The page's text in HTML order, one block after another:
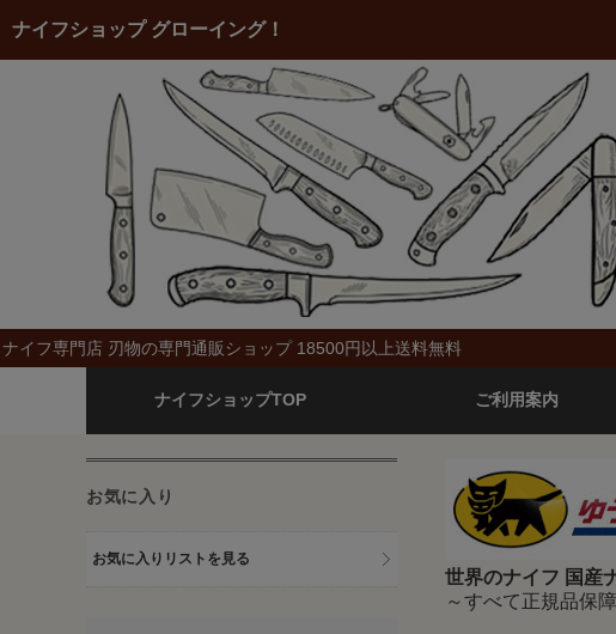
ナイフショップ グローイング！
ナイフ専門店 刃物の専門通販ショップ 18500円以上送料無料
ナイフショップTOP ご利用案内
世界のナイフ 国産
～すべて正規品保
お気に入り
お気に入りリストを見る